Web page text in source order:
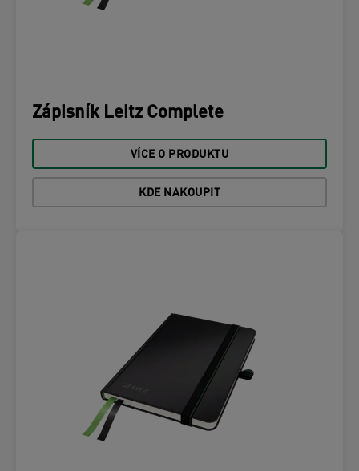
Zápisník Leitz Complete
VÍCE O PRODUKTU
KDE NAKOUPIT